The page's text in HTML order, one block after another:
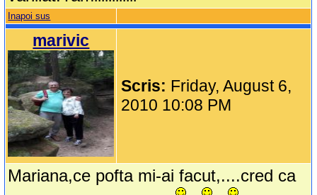
Inapoi sus
marivic
Scris: Friday, August 6,
2010 10:08 PM
Mariana,ce pofta mi-ai facut,....cred ca